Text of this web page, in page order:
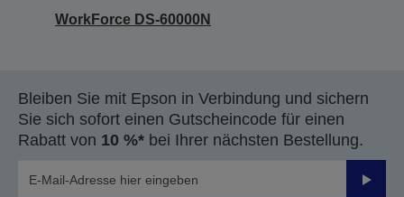
WorkForce DS-60000N
Bleiben Sie mit Epson in Verbindung und sichern
Sie sich sofort einen Gutscheincode für einen
Rabatt von 10 %* bei Ihrer nächsten Bestellung.